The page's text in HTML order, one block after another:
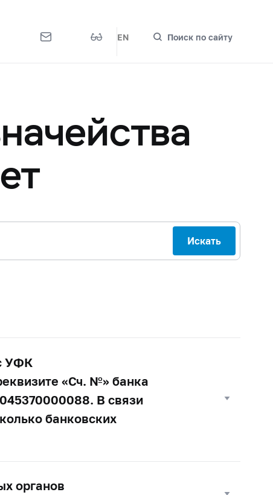
EN Поиск по сайту
Искать
УФК
«Сч. №» банка
В связи
банковских
органов